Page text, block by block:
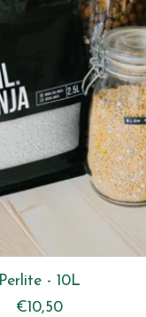
Perlite - 10L
€10,50